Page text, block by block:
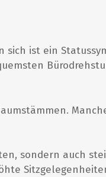
ist ein
sondern auch